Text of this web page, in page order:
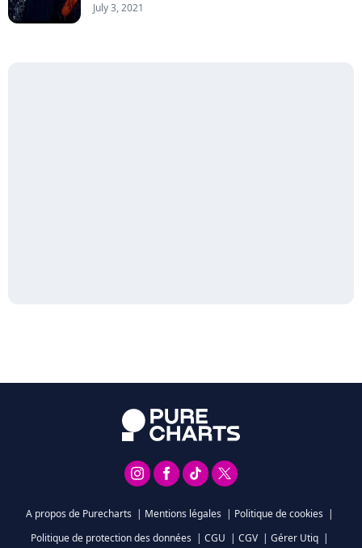
July 3, 2021
A propos de Purecharts | Mentions légales | Politique de cookies |
Politique de protection des données | CGU | CGV | Gérer Utiq |